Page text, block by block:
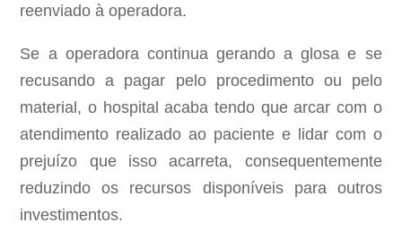
reenviado à operadora.
Se a operadora continua gerando a glosa e se
recusando a pagar pelo procedimento ou pelo
material, o hospital acaba tendo que arcar com o
atendimento realizado ao paciente e lidar com o
prejuízo que isso acarreta, consequentemente
reduzindo os recursos disponíveis para outros
investimentos.